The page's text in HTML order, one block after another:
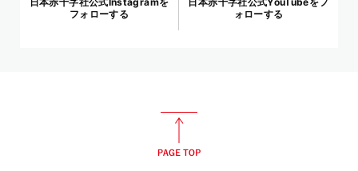
フォローする
ォローする